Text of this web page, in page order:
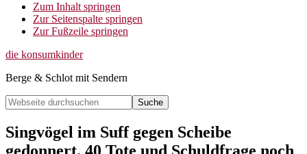
Zum Inhalt springen
Zur Seitenspalte springen
Zur Fußzeile springen
die konsumkinder
Berge & Schlot mit Sendern
Webseite
durchsuchen
Search
Singvögel im Suff gegen Scheibe